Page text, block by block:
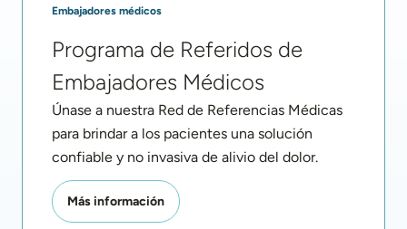
Embajadores médicos
Programa de Referidos de
Embajadores Médicos
Únase a nuestra Red de Referencias Médicas
para brindar a los pacientes una solución
confiable y no invasiva de alivio del dolor.
Más información